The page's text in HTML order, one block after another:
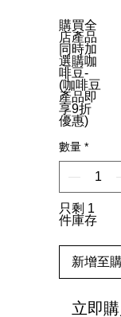
購買全
店產品
同時加
選購咖
啡豆-
(咖啡豆
產品即
享9折
優惠)
數量 *
只剩 1
件庫存
新增至購
立即購